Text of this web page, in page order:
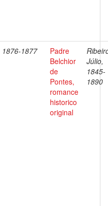
1876-1877
Padre
Belchior
de
Pontes,
romance
historico
original
Júlio,
1845-
1890